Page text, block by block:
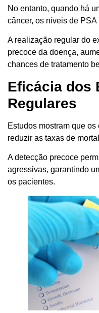
No entanto, quando há
câncer, os níveis de PSA
A realização regular do
precoce da doença,
chances de tratamento
Eficácia dos
Regulares
Estudos mostram que
reduzir as taxas de
A detecção precoce
agressivas, garantindo
os pacientes.